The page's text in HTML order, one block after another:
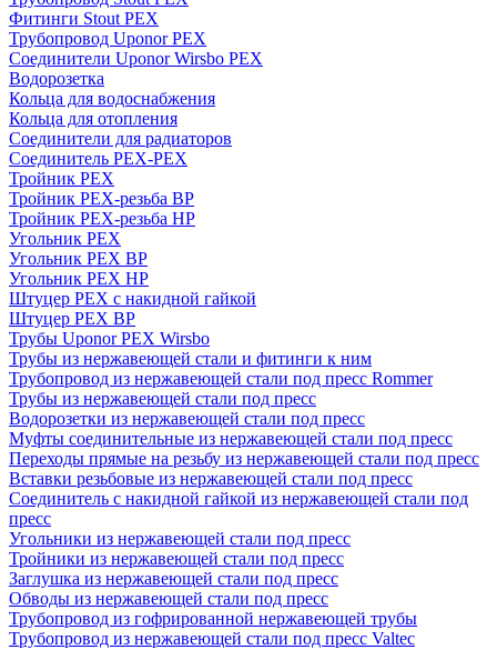
Фитинги Stout PEX
Трубопровод Uponor PEX
Соединители Uponor Wirsbo PEX
Водорозетка
Кольца для водоснабжения
Кольца для отопления
Соединители для радиаторов
Соединитель PEX-PEX
Тройник PEX
Тройник PEX-резьба ВР
Тройник PEX-резьба НР
Угольник PEX
Угольник PEX ВР
Угольник PEX НР
Штуцер PEX c накидной гайкой
Штуцер PEX ВР
Трубы Uponor PEX Wirsbo
Трубы из нержавеющей стали и фитинги к ним
Трубопровод из нержавеющей стали под пресс Rommer
Трубы из нержавеющей стали под пресс
Водорозетки из нержавеющей стали под пресс
Муфты соединительные из нержавеющей стали под пресс
Переходы прямые на резьбу из нержавеющей стали под пресс
Вставки резьбовые из нержавеющей стали под пресс
Соединитель с накидной гайкой из нержавеющей стали под
пресс
Угольники из нержавеющей стали под пресс
Тройники из нержавеющей стали под пресс
Заглушка из нержавеющей стали под пресс
Обводы из нержавеющей стали под пресс
Трубопровод из гофрированной нержавеющей трубы
Трубопровод из нержавеющей стали под пресс Valtec